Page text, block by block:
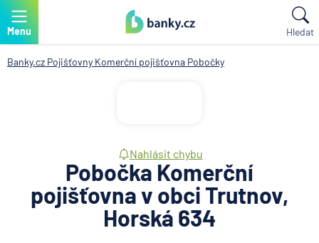
Menu Hledat
Banky.cz Pojišťovny Komerční pojišťovna Pobočky
Nahlásit chybu
Pobočka Komerční
pojišťovna v obci Trutnov,
Horská 634